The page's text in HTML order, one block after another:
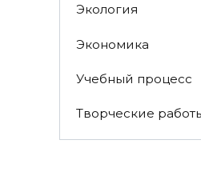
Экология
Экономика
Учебный процесс
Творческие